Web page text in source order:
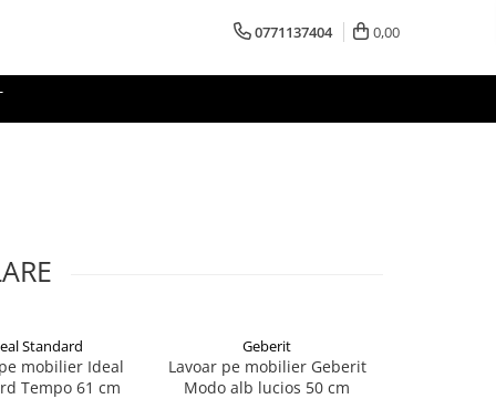
0771137404 0,00
Standard
mobilier Ideal
Tempo 61 cm
Geberit
Lavoar pe mobilier Geberit
Modo alb lucios 50 cm